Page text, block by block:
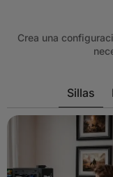
Crea una
Sillas